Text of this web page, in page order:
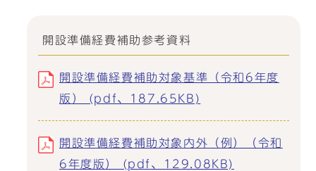
開設準備経費補助参考資料
開設準備経費補助対象基準（令和6年度
版） (pdf、187.65KB)
開設準備経費補助対象内外（例）（令和
6年度版） (pdf、129.08KB)